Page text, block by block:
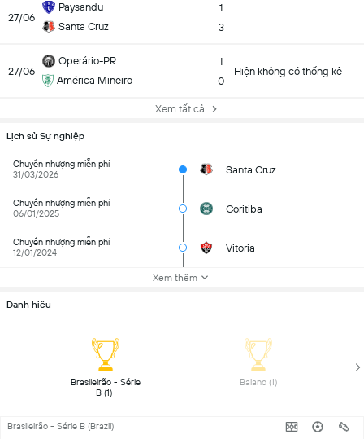
27/06
Paysandu
Santa Cruz
1
3
27/06
Operário-PR
América Mineiro
1
0
Hiện không có thống kê
Xem tất cả
Lịch sử Sự nghiệp
Chuyển nhượng miễn phí
31/03/2026
Santa Cruz
Chuyển nhượng miễn phí
06/01/2025
Coritiba
Chuyển nhượng miễn phí
12/01/2024
Vitoria
Xem thêm
Danh hiệu
Brasileirão - Série
Brasileirão - Série B (Brazil)